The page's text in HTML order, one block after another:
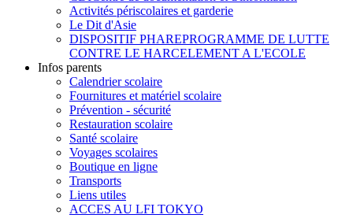
Activités périscolaires et garderie
Le Dit d'Asie
DISPOSITIF PHAREPROGRAMME DE LUTTE
CONTRE LE HARCELEMENT A L'ECOLE
Infos parents
Calendrier scolaire
Fournitures et matériel scolaire
Prévention - sécurité
Restauration scolaire
Santé scolaire
Voyages scolaires
Boutique en ligne
Transports
Liens utiles
ACCES AU LFI TOKYO